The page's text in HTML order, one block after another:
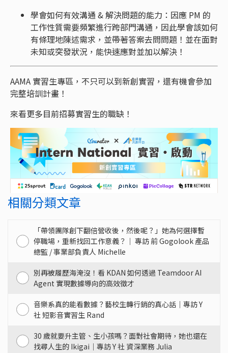
學會如何有效溝通 & 解決問題的能力：因應 PM 的
工作性質需要頻繁進行跨部門溝通，因此學會該如何
有條理地陳述需求，並帶著答案去問問題！並在面對
未知或突發狀況，能快速應對並加以解決！
AAMA 實習生專區，不只可以到新創實習，還有機會參加
完整培訓計畫！
來看更多目前招募實習生的職缺！
相關分類文章
「帶領團隊創下翻倍營收後，然後呢？」她為何選擇暫
停職場，重新找回工作意義？｜ 專訪 前 Gogolook 產品
總監 / 事業部負責人 Michelle
別再被履歷海淹沒！看 KDAN 如何透過 Teamdoor AI
Agent 實現數據導向的高效徵才
音樂系真的能看數據？藝校生轉行銷的真心話｜專訪 Y
社 短影音實習生 Rand
30 歲就要升主管、生小孩嗎？面對社會期待，她也還在
找尋人生的 Ikigai｜專訪 Y 社 資深業務 Julia